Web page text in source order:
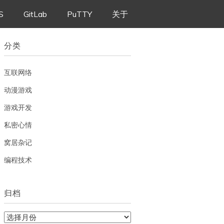
GitLab PuTTY 关于
分类
互联网络
动漫游戏
游戏开发
私密心情
窝居杂记
编程技术
归档
归